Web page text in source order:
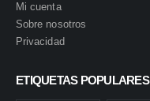
Mi cuenta
Sobre nosotros
Privacidad
ETIQUETAS POPULARES